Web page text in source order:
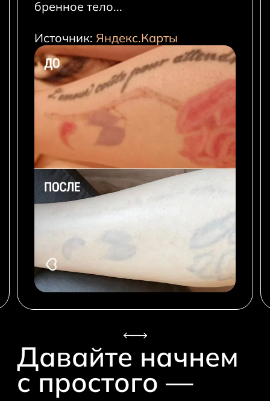
бренное тело...
Источник: Яндекс.Карты
Давайте начнем
с простого —